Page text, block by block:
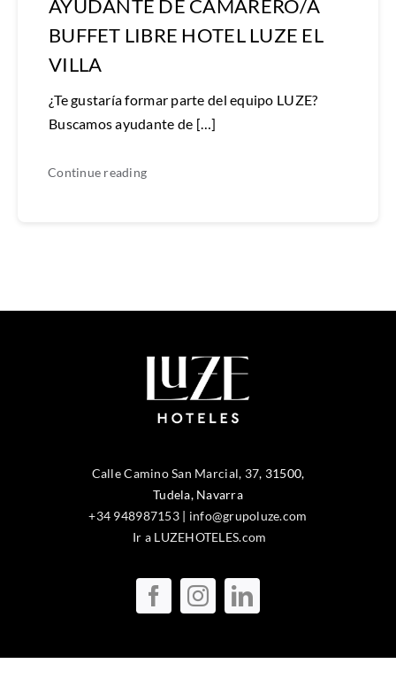
AYUDANTE DE CAMARERO/A
BUFFET LIBRE HOTEL LUZE EL
VILLA
¿Te gustaría formar parte del equipo LUZE?
Buscamos ayudante de […]
Continue reading
Calle Camino San Marcial, 37, 31500,
Tudela, Navarra
+34 948987153| info@grupoluze.com
Ir a LUZEHOTELES.com